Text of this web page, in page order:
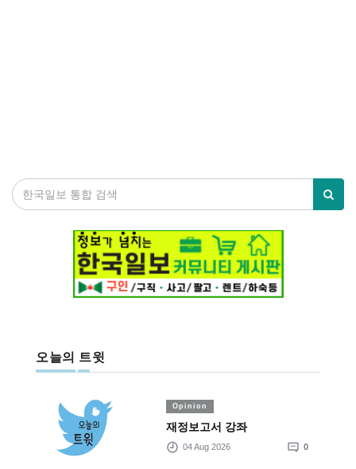
오늘의 트윗
Opinion
재정보고서 강좌
04 Aug 2026 0